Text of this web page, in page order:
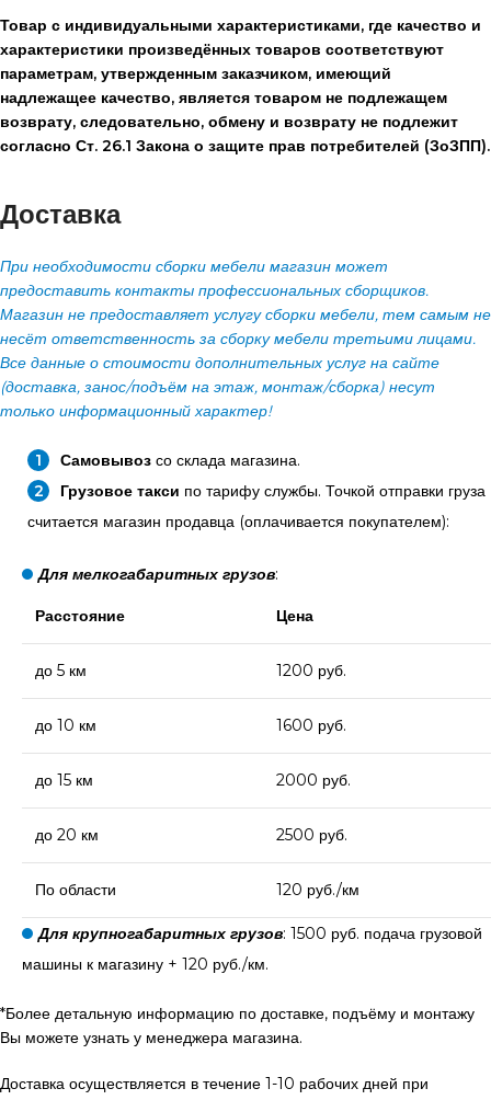
Товар с индивидуальными характеристиками, где качество и
характеристики произведённых товаров соответствуют
параметрам, утвержденным заказчиком, имеющий
надлежащее качество, является товаром не подлежащем
возврату, следовательно, обмену и возврату не подлежит
согласно Ст. 26.1 Закона о защите прав потребителей (ЗоЗПП).
Доставка
При необходимости сборки мебели магазин может
предоставить контакты профессиональных сборщиков.
Магазин не предоставляет услугу сборки мебели, тем самым не
несёт ответственность за сборку мебели третьими лицами.
Все данные о стоимости дополнительных услуг на сайте
(доставка, занос/подъём на этаж, монтаж/сборка) несут
только информационный характер!
Самовывоз со склада магазина.
Грузовое такси по тарифу службы. Точкой отправки груза
считается магазин продавца (оплачивается покупателем):
Для мелкогабаритных грузов:
Расстояние Цена
до 5 км 1200 руб.
до 10 км 1600 руб.
до 15 км 2000 руб.
до 20 км 2500 руб.
По области 120 руб./км
Для крупногабаритных грузов: 1500 руб. подача грузовой
машины к магазину + 120 руб./км.
*Более детальную информацию по доставке, подъёму и монтажу
Вы можете узнать у менеджера магазина.
Доставка осуществляется в течение 1-10 рабочих дней при